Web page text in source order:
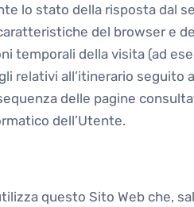
lo stato della risposta dal
del browser e
temporali della visita (ad
relativi all’itinerario seguito
delle pagine
dell’Utente.
questo Sito Web che,